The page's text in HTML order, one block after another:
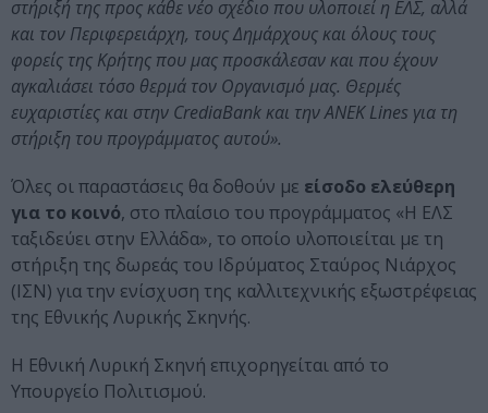
στήριξή της προς κάθε νέο σχέδιο που υλοποιεί η ΕΛΣ, αλλά
και τον Περιφερειάρχη, τους Δημάρχους και όλους τους
φορείς της Κρήτης που μας προσκάλεσαν και που έχουν
αγκαλιάσει τόσο θερμά τον Οργανισμό μας. Θερμές
ευχαριστίες και στην CrediaBank και την ANEK Lines για τη
στήριξη του προγράμματος αυτού».
Όλες οι παραστάσεις θα δοθούν με είσοδο ελεύθερη
για το κοινό, στο πλαίσιο του προγράμματος «Η ΕΛΣ
ταξιδεύει στην Ελλάδα», το οποίο υλοποιείται με τη
στήριξη της δωρεάς του Ιδρύματος Σταύρος Νιάρχος
(ΙΣΝ) για την ενίσχυση της καλλιτεχνικής εξωστρέφειας
της Εθνικής Λυρικής Σκηνής.
Η Εθνική Λυρική Σκηνή επιχορηγείται από το
Υπουργείο Πολιτισμού.